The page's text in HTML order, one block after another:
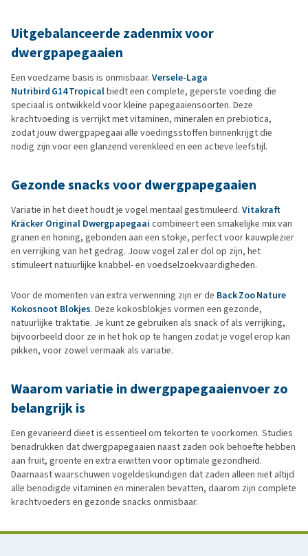
Uitgebalanceerde zadenmix voor
dwergpapegaaien
Een voedzame basis is onmisbaar. Versele‑Laga
Nutribird G14 Tropicalbiedt een complete, geperste voeding die
speciaal is ontwikkeld voor kleine papegaaiensoorten. Deze
krachtvoeding is verrijkt met vitaminen, mineralen en prebiotica,
zodat jouw dwergpapegaai alle voedingsstoffen binnenkrijgt die
nodig zijn voor een glanzend verenkleed en een actieve leefstijl.
Gezonde snacks voor dwergpapegaaien
Variatie in het dieet houdt je vogel mentaal gestimuleerd. Vitakraft
Kräcker Original Dwergpapegaai combineert een smakelijke mix van
granen en honing, gebonden aan een stokje, perfect voor kauwplezier
en verrijking van het gedrag. Jouw vogel zal er dol op zijn, het
stimuleert natuurlijke knabbel- en voedselzoekvaardigheden.
Voor de momenten van extra verwenning zijn er de Back Zoo Nature
Kokosnoot Blokjes. Deze kokosblokjes vormen een gezonde,
natuurlijke traktatie. Je kunt ze gebruiken als snack of als verrijking,
bijvoorbeeld door ze in het hok op te hangen zodat je vogel erop kan
pikken, voor zowel vermaak als variatie.
Waarom variatie in dwergpapegaaienvoer zo
belangrijk is
Een gevarieerd dieet is essentieel om tekorten te voorkomen. Studies
benadrukken dat dwergpapegaaien naast zaden ook behoefte hebben
aan fruit, groente en extra eiwitten voor optimale gezondheid.
Daarnaast waarschuwen vogeldeskundigen dat zaden alleen niet altijd
alle benodigde vitaminen en mineralen bevatten, daarom zijn complete
krachtvoeders en gezonde snacks onmisbaar.